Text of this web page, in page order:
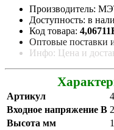
Производитель:
Доступность: в
Код товара:
Оптовые поставки
Инфо: Цена и
Артикул
Входное напряжение В
Высота мм